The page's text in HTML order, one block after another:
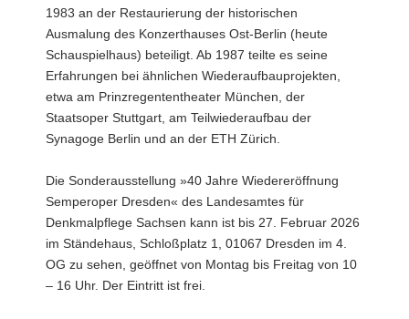
1983 an der Restaurierung der historischen
Ausmalung des Konzerthauses Ost-Berlin (heute
Schauspielhaus) beteiligt. Ab 1987 teilte es seine
Erfahrungen bei ähnlichen Wiederaufbauprojekten,
etwa am Prinzregententheater München, der
Staatsoper Stuttgart, am Teilwiederaufbau der
Synagoge Berlin und an der ETH Zürich.
Die Sonderausstellung »40 Jahre Wiedereröffnung
Semperoper Dresden« des Landesamtes für
Denkmalpflege Sachsen kann ist bis 27. Februar 2026
im Ständehaus, Schloßplatz 1, 01067 Dresden im 4.
OG zu sehen, geöffnet von Montag bis Freitag von 10
– 16 Uhr. Der Eintritt ist frei.